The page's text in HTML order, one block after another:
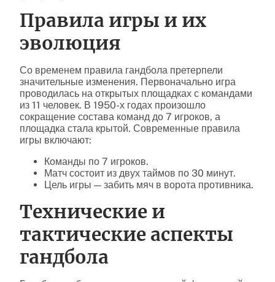
Правила игры и их
эволюция
Со временем правила гандбола претерпели
значительные изменения. Первоначально игра
проводилась на открытых площадках с командами
из 11 человек. В 1950-х годах произошло
сокращение состава команд до 7 игроков, а
площадка стала крытой. Современные правила
игры включают:
Команды по 7 игроков.
Матч состоит из двух таймов по 30 минут.
Цель игры — забить мяч в ворота противника.
Технические и
тактические аспекты
гандбола